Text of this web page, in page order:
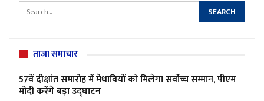
ताजा समाचार
57वें दीक्षांत समारोह में मेधावियों को मिलेगा सर्वोच्च सम्मान, पीएम
मोदी करेंगे बड़ा उद्घाटन